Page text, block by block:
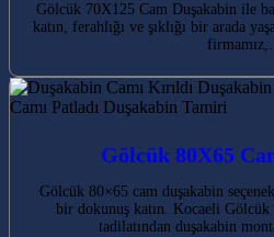
Gölcük 70X125 Cam Duşakabin ile
katın, ferahlığı ve şıklığı bir arada
Gölcük 80X65
Gölcük 80×65 cam duşakabin
bir dokunuş katın. Kocaeli
tadilatından duşakabin